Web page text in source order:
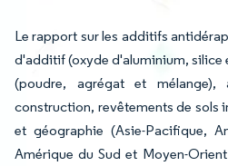
Le rapport sur les additifs
d'additif (oxyde d'aluminium, silice
(poudre, agrégat et mélange),
construction, revêtements de sols
et géographie (Asie-Pacifique,
Amérique du Sud et Moyen-